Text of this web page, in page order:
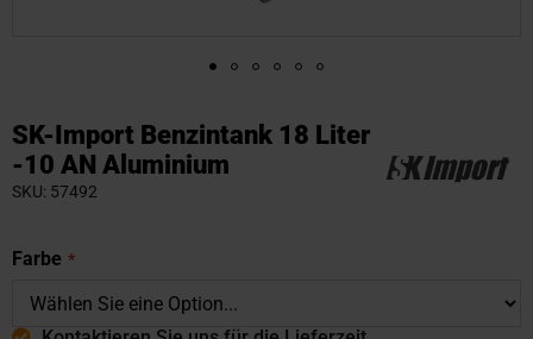
SK-Import Benzintank 18 Liter
-10 AN Aluminium
SKU 57492
Farbe
Anfang
der
Bildgalerie